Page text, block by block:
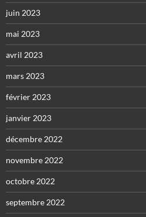
juin 2023
mai 2023
avril 2023
mars 2023
février 2023
janvier 2023
décembre 2022
novembre 2022
octobre 2022
septembre 2022